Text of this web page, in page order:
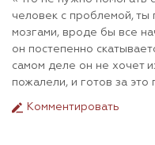
человек с проблемой, ты
мозгами, вроде бы все
он постепенно
самом деле он не хочет
пожалели, и готов за это
Комментировать